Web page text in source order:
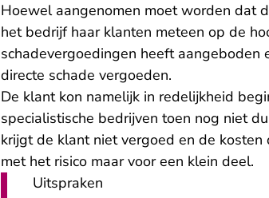
Hoewel aangenomen moet worden dat
het bedrijf haar klanten meteen op de
schadevergoedingen heeft
directe schade vergoeden.
De klant kon namelijk in redelijkheid
specialistische bedrijven toen nog niet
krijgt de klant niet vergoed en de
met het risico maar voor een klein deel.
Uitspraken